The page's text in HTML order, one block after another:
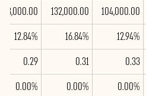
104,000.00
132,000.00
103,000.00
12.94%
16.84%
12.84%
0.33
0.31
0.29
0.00%
0.00%
0.00%